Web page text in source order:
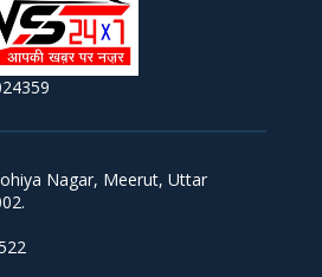
Nagar, Meerut, Uttar